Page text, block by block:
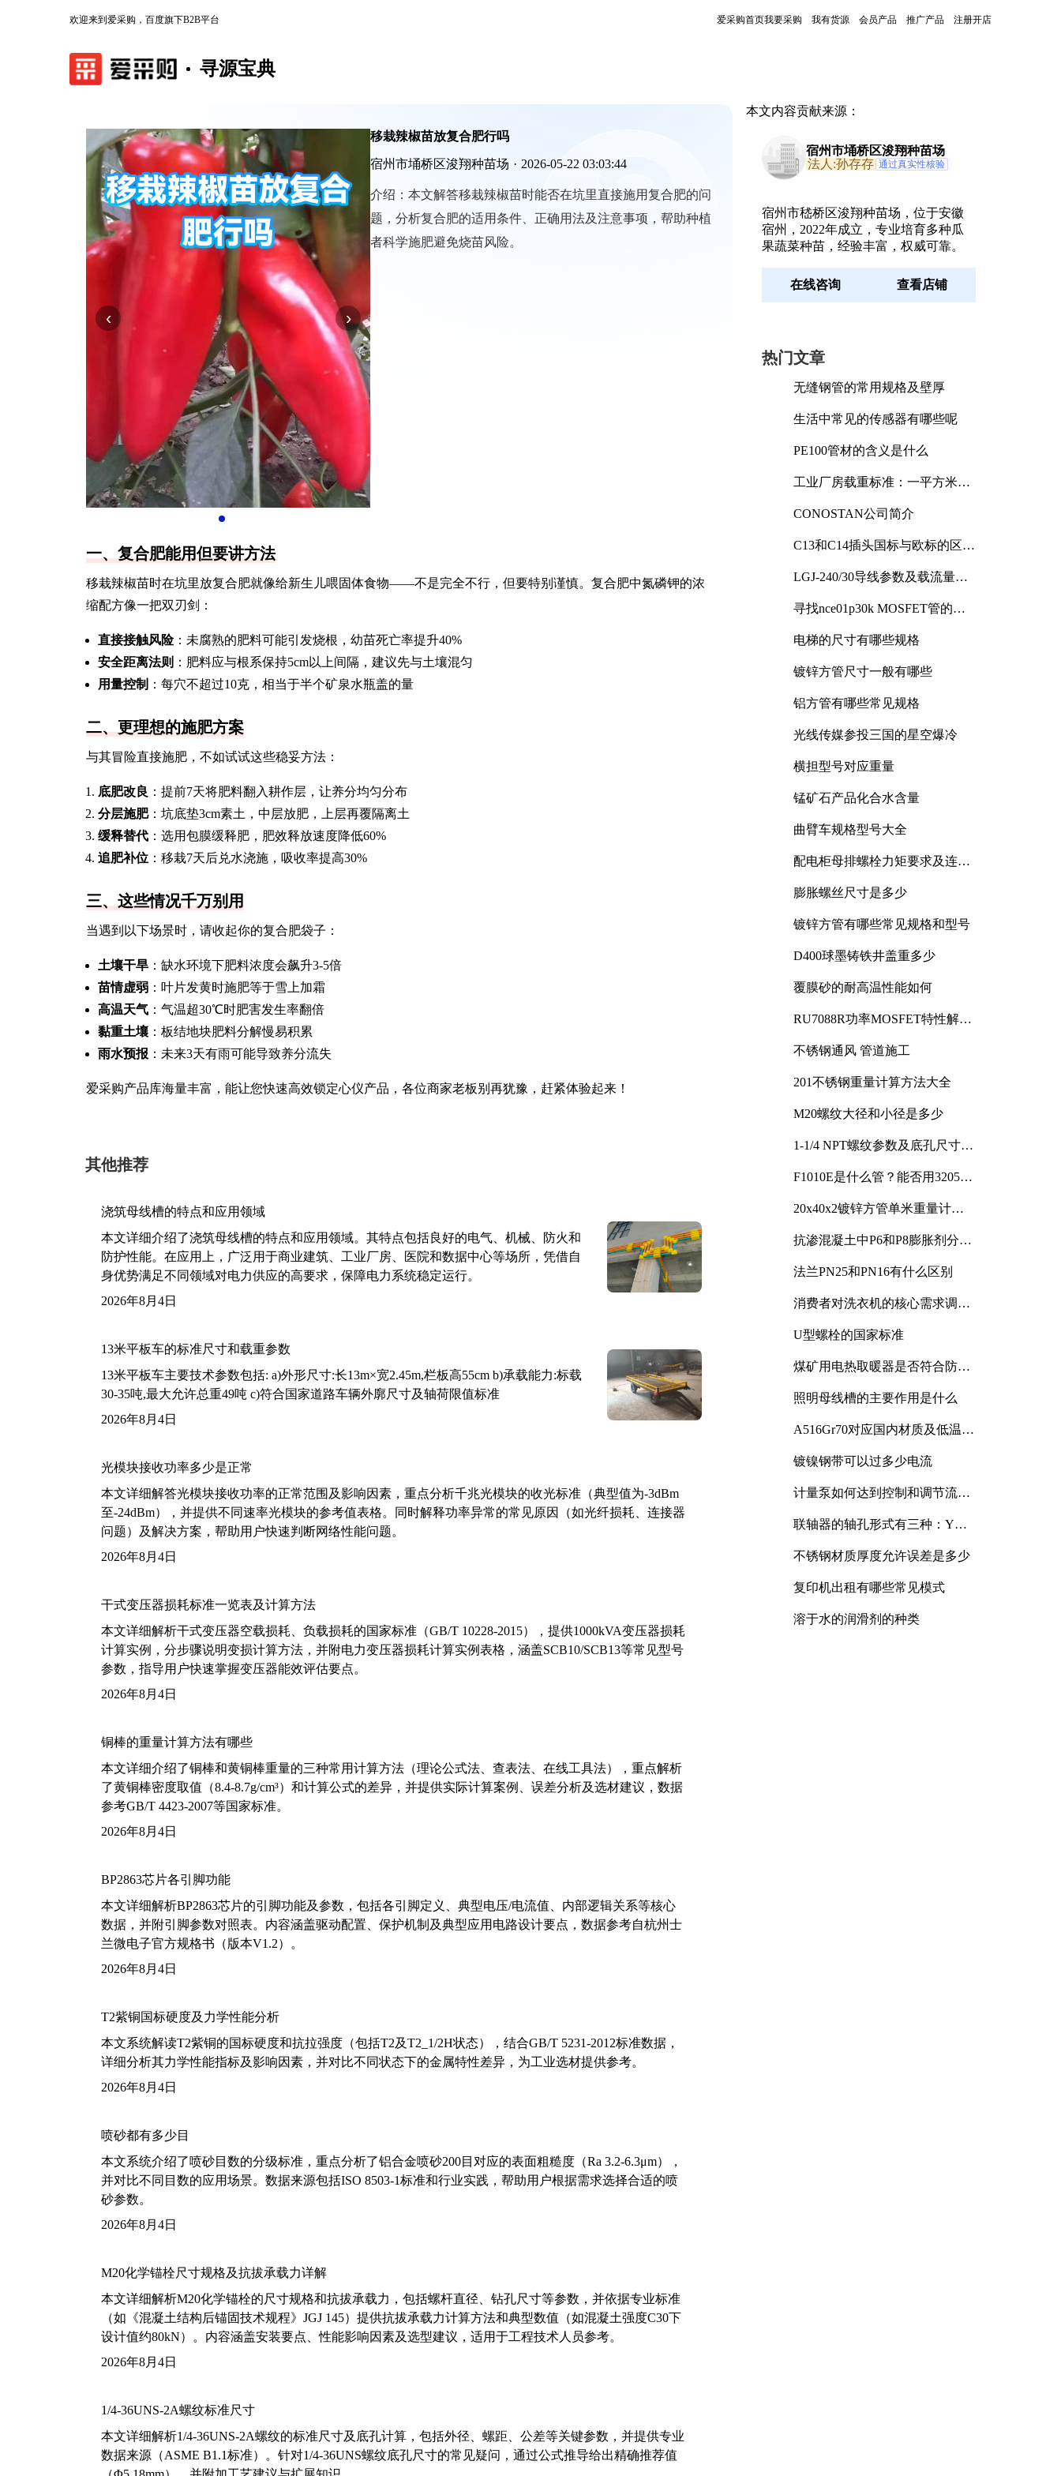
欢迎来到爱采购，百度旗下B2B平台 爱采购首页我要采购 我有货源 会员产品 推广产品 注册开店
寻源宝典
‹ ›
移栽辣椒苗放复合肥行吗
宿州市埇桥区浚翔种苗场 · 2026-05-22 03:03:44
介绍： 本文解答移栽辣椒苗时能否在坑里直接施用复合肥的问
题，分析复合肥的适用条件、正确用法及注意事项，帮助种植
者科学施肥避免烧苗风险。
一、复合肥能用但要讲方法
移栽辣椒苗时在坑里放复合肥就像给新生儿喂固体食物——不是完全不行，但要特别谨慎。复合肥中氮磷钾的浓
缩配方像一把双刃剑：
直接接触风险：未腐熟的肥料可能引发烧根，幼苗死亡率提升40%
安全距离法则 ：肥料应与根系保持5cm以上间隔，建议先与土壤混匀
用量控制 ：每穴不超过10克，相当于半个矿泉水瓶盖的量
二、更理想的施肥方案
与其冒险直接施肥，不如试试这些稳妥方法：
底肥改良 ：提前7天将肥料翻入耕作层，让养分均匀分布
分层施肥：坑底垫3cm素土，中层放肥，上层再覆隔离土
缓释替代 ：选用包膜缓释肥，肥效释放速度降低60%
追肥补位 ：移栽7天后兑水浇施，吸收率提高30%
三、这些情况千万别用
当遇到以下场景时，请收起你的复合肥袋子：
土壤干旱 ：缺水环境下肥料浓度会飙升3-5倍
苗情虚弱 ：叶片发黄时施肥等于雪上加霜
高温天气 ：气温超30℃时肥害发生率翻倍
黏重土壤 ：板结地块肥料分解慢易积累
雨水预报 ：未来3天有雨可能导致养分流失
爱采购产品库海量丰富，能让您快速高效锁定心仪产品，各位商家老板别再犹豫，赶紧体验起来！
其他推荐
浇筑母线槽的特点和应用领域
本文详细介绍了浇筑母线槽的特点和应用领域。其特点包括良好的电气、机械、防火和
防护性能。在应用上，广泛用于商业建筑、工业厂房、医院和数据中心等场所，凭借自
身优势满足不同领域对电力供应的高要求，保障电力系统稳定运行。
2026年8月4日
13米平板车的标准尺寸和载重参数
13米平板车主要技术参数包括: a)外形尺寸:长13m×宽2.45m,栏板高55cm b)承载能力:标载
30-35吨,最大允许总重49吨 c)符合国家道路车辆外廓尺寸及轴荷限值标准
2026年8月4日
光模块接收功率多少是正常
本文详细解答光模块接收功率的正常范围及影响因素，重点分析千兆光模块的收光标准（典型值为-3dBm
至-24dBm），并提供不同速率光模块的参考值表格。同时解释功率异常的常见原因（如光纤损耗、连接器
问题）及解决方案，帮助用户快速判断网络性能问题。
2026年8月4日
干式变压器损耗标准一览表及计算方法
本文详细解析干式变压器空载损耗、负载损耗的国家标准（GB/T 10228-2015），提供1000kVA变压器损耗
计算实例，分步骤说明变损计算方法，并附电力变压器损耗计算实例表格，涵盖SCB10/SCB13等常见型号
参数，指导用户快速掌握变压器能效评估要点。
2026年8月4日
铜棒的重量计算方法有哪些
本文详细介绍了铜棒和黄铜棒重量的三种常用计算方法（理论公式法、查表法、在线工具法），重点解析
了黄铜棒密度取值（8.4-8.7g/cm³）和计算公式的差异，并提供实际计算案例、误差分析及选材建议，数据
参考GB/T 4423-2007等国家标准。
2026年8月4日
BP2863芯片各引脚功能
本文详细解析BP2863芯片的引脚功能及参数，包括各引脚定义、典型电压/电流值、内部逻辑关系等核心
数据，并附引脚参数对照表。内容涵盖驱动配置、保护机制及典型应用电路设计要点，数据参考自杭州士
兰微电子官方规格书（版本V1.2）。
2026年8月4日
T2紫铜国标硬度及力学性能分析
本文系统解读T2紫铜的国标硬度和抗拉强度（包括T2及T2_1/2H状态），结合GB/T 5231-2012标准数据，
详细分析其力学性能指标及影响因素，并对比不同状态下的金属特性差异，为工业选材提供参考。
2026年8月4日
喷砂都有多少目
本文系统介绍了喷砂目数的分级标准，重点分析了铝合金喷砂200目对应的表面粗糙度（Ra 3.2-6.3μm），
并对比不同目数的应用场景。数据来源包括ISO 8503-1标准和行业实践，帮助用户根据需求选择合适的喷
砂参数。
2026年8月4日
M20化学锚栓尺寸规格及抗拔承载力详解
本文详细解析M20化学锚栓的尺寸规格和抗拔承载力，包括螺杆直径、钻孔尺寸等参数，并依据专业标准
（如《混凝土结构后锚固技术规程》JGJ 145）提供抗拔承载力计算方法和典型数值（如混凝土强度C30下
设计值约80kN）。内容涵盖安装要点、性能影响因素及选型建议，适用于工程技术人员参考。
2026年8月4日
1/4-36UNS-2A螺纹标准尺寸
本文详细解析1/4-36UNS-2A螺纹的标准尺寸及底孔计算，包括外径、螺距、公差等关键参数，并提供专业
数据来源（ASME B1.1标准）。针对1/4-36UNS螺纹底孔尺寸的常见疑问，通过公式推导给出精确推荐值
本文内容贡献来源：
宿州市埇桥区浚翔种苗场
法人:孙存存 通过真实性核验
宿州市嵇桥区浚翔种苗场，位于安徽
宿州，2022年成立，专业培育多种瓜
果蔬菜种苗，经验丰富，权威可靠。
在线咨询 查看店铺
热门文章
无缝钢管的常用规格及壁厚
生活中常见的传感器有哪些呢
PE100管材的含义是什么
工业厂房载重标准：一平方米能
CONOSTAN公司简介
C13和C14插头国标与欧标的区别
LGJ-240/30导线参数及载流量解
寻找nce01p30k MOSFET管的合
电梯的尺寸有哪些规格
镀锌方管尺寸一般有哪些
铝方管有哪些常见规格
光线传媒参投三国的星空爆冷
横担型号对应重量
锰矿石产品化合水含量
曲臂车规格型号大全
配电柜母排螺栓力矩要求及连接
膨胀螺丝尺寸是多少
镀锌方管有哪些常见规格和型号
D400球墨铸铁井盖重多少
覆膜砂的耐高温性能如何
RU7088R功率MOSFET特性解析
不锈钢通风 管道施工
201不锈钢重量计算方法大全
M20螺纹大径和小径是多少
1-1/4 NPT螺纹参数及底孔尺寸详
F1010E是什么管？能否用3205或
20x40x2镀锌方管单米重量计算
抗渗混凝土中P6和P8膨胀剂分别
法兰PN25和PN16有什么区别
消费者对洗衣机的核心需求调研
U型螺栓的国家标准
煤矿用电热取暖器是否符合防爆
照明母线槽的主要作用是什么
A516Gr70对应国内材质及低温冲
镀镍钢带可以过多少电流
计量泵如何达到控制和调节流量
联轴器的轴孔形式有三种：Y
不锈钢材质厚度允许误差是多少
复印机出租有哪些常见模式
溶于水的润滑剂的种类